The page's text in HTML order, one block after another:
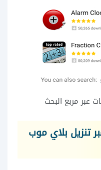
عبر مربع البحث
تنزيل بلاي موب